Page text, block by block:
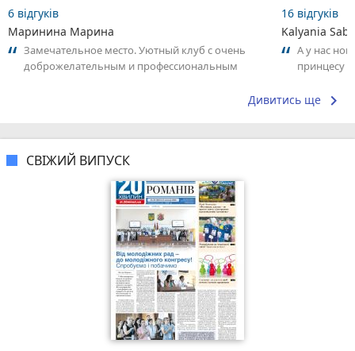
6 відгуків
Маринина Марина
Замечательное место. Уютный клуб с очень
доброжелательным и профессиональным
16 відгуків
Kalyania
А у нас
принцесу
Дивитись ще keyboard_arrow_right
СВІЖИЙ ВИПУСК